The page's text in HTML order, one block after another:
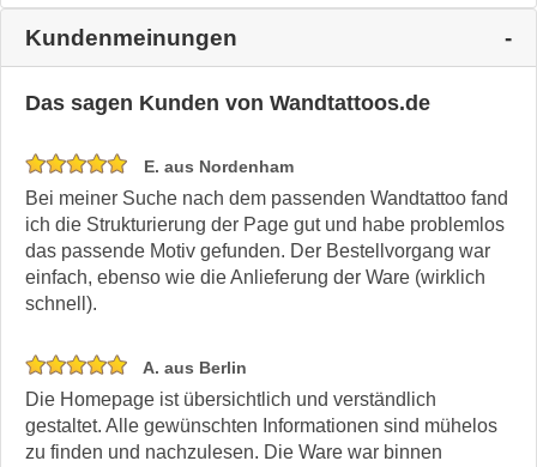
Kundenmeinungen
Das sagen Kunden von Wandtattoos.de
E. aus Nordenham
Bei meiner Suche nach dem passenden Wandtattoo fand
ich die Strukturierung der Page gut und habe problemlos
das passende Motiv gefunden. Der Bestellvorgang war
einfach, ebenso wie die Anlieferung der Ware (wirklich
schnell).
A. aus Berlin
Die Homepage ist übersichtlich und verständlich
gestaltet. Alle gewünschten Informationen sind mühelos
zu finden und nachzulesen. Die Ware war binnen